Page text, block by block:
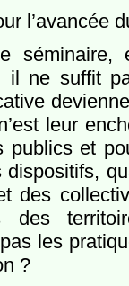
l’avancée
séminaire,
il ne suffit
leur
publics et
des
des
pas les
?